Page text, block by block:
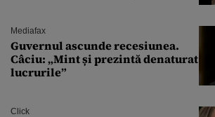
Mediafax
Guvernul ascunde recesiunea.
Câciu: „Mint și prezintă denaturat
lucrurile”
Click